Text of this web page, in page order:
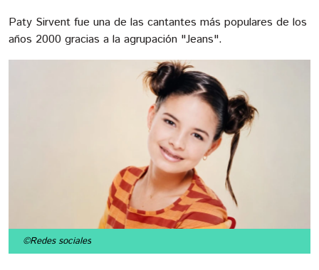
Paty Sirvent fue una de las cantantes más populares de los
años 2000 gracias a la agrupación "Jeans".
©Redes sociales